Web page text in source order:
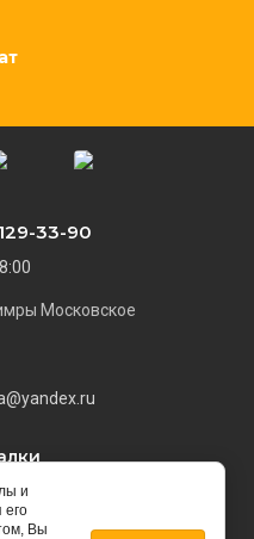
33-90
Московское
и
его
Вы